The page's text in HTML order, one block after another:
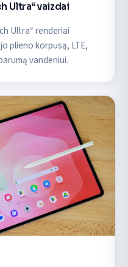
Ultra“ vaizdai
Ultra“ renderiai
plieno korpusą, LTE,
vandeniui.